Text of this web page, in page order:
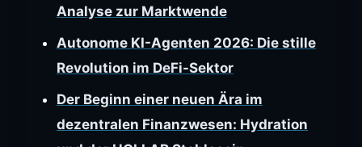
Analyse zur Marktwende
Autonome KI-Agenten 2026: Die stille
Revolution im DeFi-Sektor
Der Beginn einer neuen Ära im
dezentralen Finanzwesen: Hydration